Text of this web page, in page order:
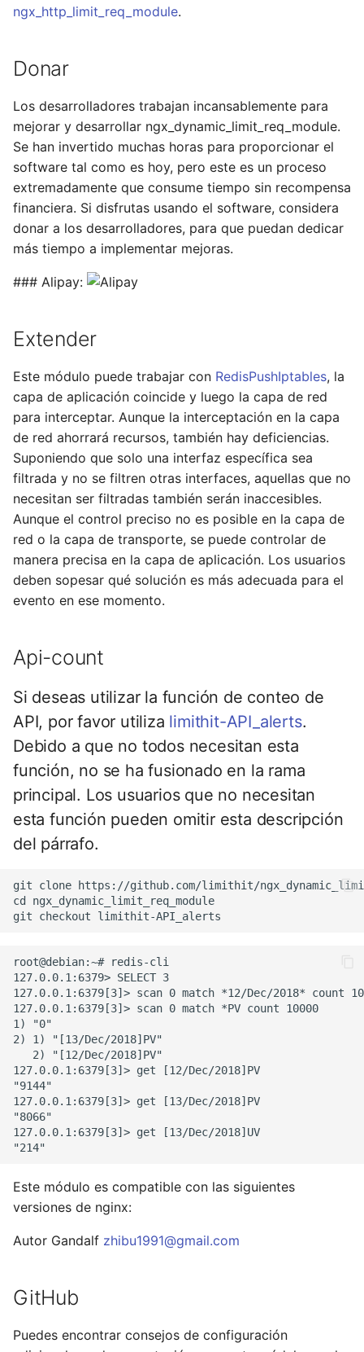
http2
httpipe
hyperscan
influx
ini
jit-uuid
jq
jsonrpc-batch
jump-consistent-hash
jwt-verification
jwt
kafka
libr3
limit-rate
limit-traffic
lmdb
locations
logger-socket
macaroons
mail
maxminddb
memcached
mlcache
multiplexer
nettle
newrelic
ngx_http_limit_req_module.
Donar
Los desarrolladores trabajan incansablemente para
mejorar y desarrollar ngx_dynamic_limit_req_module.
Se han invertido muchas horas para proporcionar el
software tal como es hoy, pero este es un proceso
extremadamente que consume tiempo sin recompensa
financiera. Si disfrutas usando el software, considera
donar a los desarrolladores, para que puedan dedicar
más tiempo a implementar mejoras.
### Alipay:
Extender
Este módulo puede trabajar con RedisPushIptables, la
capa de aplicación coincide y luego la capa de red
para interceptar. Aunque la interceptación en la capa
de red ahorrará recursos, también hay deficiencias.
Suponiendo que solo una interfaz específica sea
filtrada y no se filtren otras interfaces, aquellas que no
necesitan ser filtradas también serán inaccesibles.
Aunque el control preciso no es posible en la capa de
red o la capa de transporte, se puede controlar de
manera precisa en la capa de aplicación. Los usuarios
deben sopesar qué solución es más adecuada para el
evento en ese momento.
Api-count
Si deseas utilizar la función de conteo de
API, por favor utiliza limithit-API_alerts.
Debido a que no todos necesitan esta
función, no se ha fusionado en la rama
principal. Los usuarios que no necesitan
esta función pueden omitir esta descripción
del párrafo.
git clone https://github.com/limithit/
cd ngx_dynamic_limit_req_module
root@debian:~# redis-cli
127.0.0.1:6379> SELECT 3
127.0.0.1:6379[3]> scan 0 match *12/Dec/2018* count
127.0.0.1:6379[3]> scan 0 match *PV count 10000
1) "0"
2) 1) "[13/Dec/2018]PV"
   2) "[12/Dec/2018]PV"
127.0.0.1:6379[3]> get [12/Dec/2018]PV
"9144"
127.0.0.1:6379[3]> get [13/Dec/2018]PV
"8066"
127.0.0.1:6379[3]> get [13/Dec/2018]UV
Este módulo es compatible con las siguientes
versiones de nginx:
Autor Gandalf zhibu1991@gmail.com
GitHub
Puedes encontrar consejos de configuración